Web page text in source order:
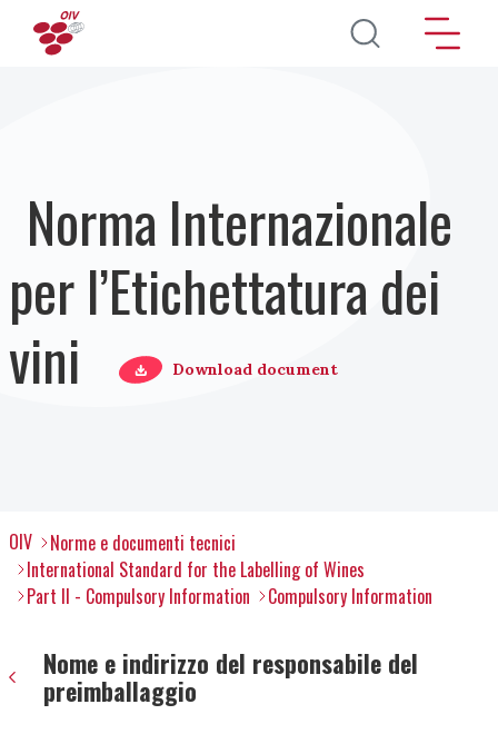
Salta al contenuto principale
Norma Internazionale
per l’Etichettatura dei
vini
Download document
OIV
Norme e documenti tecnici
International Standard for the Labelling of Wines
Part II - Compulsory Information
Compulsory Information
Nome e indirizzo del responsabile del
preimballaggio